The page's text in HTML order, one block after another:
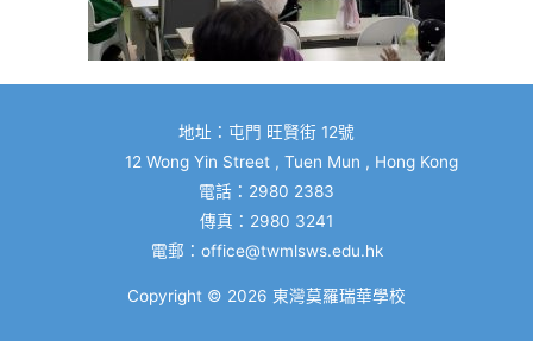
地址：屯門 旺賢街 12號
12 Wong Yin Street , Tuen Mun , Hong Kong
電話：2980 2383
傳真：2980 3241
電郵： office@twmlsws.edu.hk
Copyright © 2026 東灣莫羅瑞華學校